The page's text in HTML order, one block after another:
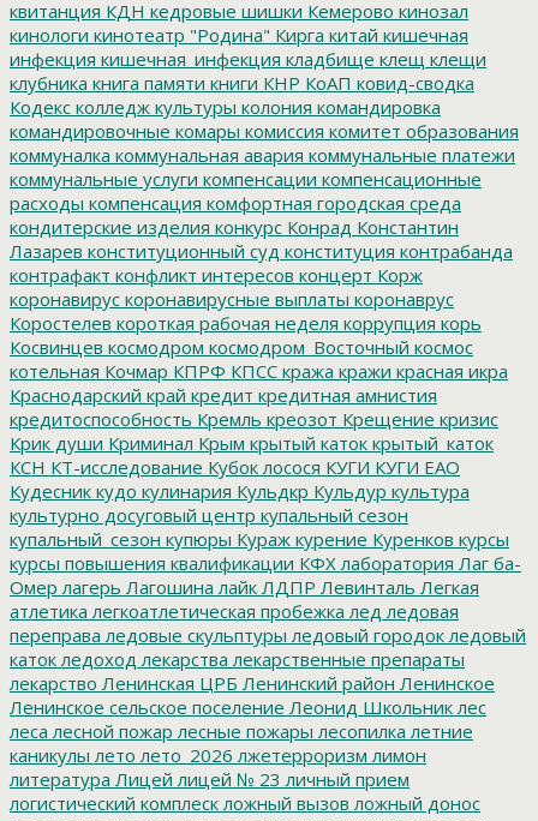
квитанция КДН кедровые шишки Кемерово кинозал
кинологи кинотеатр "Родина" Кирга китай кишечная
инфекция кишечная_инфекция кладбище клещ клещи
клубника книга памяти книги КНР КоАП ковид-сводка
Кодекс колледж культуры колония командировка
командировочные комары комиссия комитет образования
коммуналка коммунальная авария коммунальные платежи
коммунальные услуги компенсации компенсационные
расходы компенсация комфортная городская среда
кондитерские изделия конкурс Конрад Константин
Лазарев конституционный суд конституция контрабанда
контрафакт конфликт интересов концерт Корж
коронавирус коронавирусные выплаты коронаврус
Коростелев короткая рабочая неделя коррупция корь
Косвинцев космодром космодром_Восточный космос
котельная Кочмар КПРФ КПСС кража кражи красная икра
Краснодарский край кредит кредитная амнистия
кредитоспособность Кремль креозот Крещение кризис
Крик души Криминал Крым крытый каток крытый_каток
КСН КТ-исследование Кубок лосося КУГИ КУГИ ЕАО
Кудесник кудо кулинария Кульдкр Кульдур культура
культурно досуговый центр купальный сезон
купальный_сезон купюры Кураж курение Куренков курсы
курсы повышения квалификации КФХ лаборатория Лаг ба-
Омер лагерь Лагошина лайк ЛДПР Левинталь Легкая
атлетика легкоатлетическая пробежка лед ледовая
переправа ледовые скульптуры ледовый городок ледовый
каток ледоход лекарства лекарственные препараты
лекарство Ленинская ЦРБ Ленинский район Ленинское
Ленинское сельское поселение Леонид Школьник лес
леса лесной пожар лесные пожары лесопилка летние
каникулы лето лето_2026 лжетерроризм лимон
литература Лицей лицей № 23 личный прием
логистический комплеск ложный вызов ложный донос